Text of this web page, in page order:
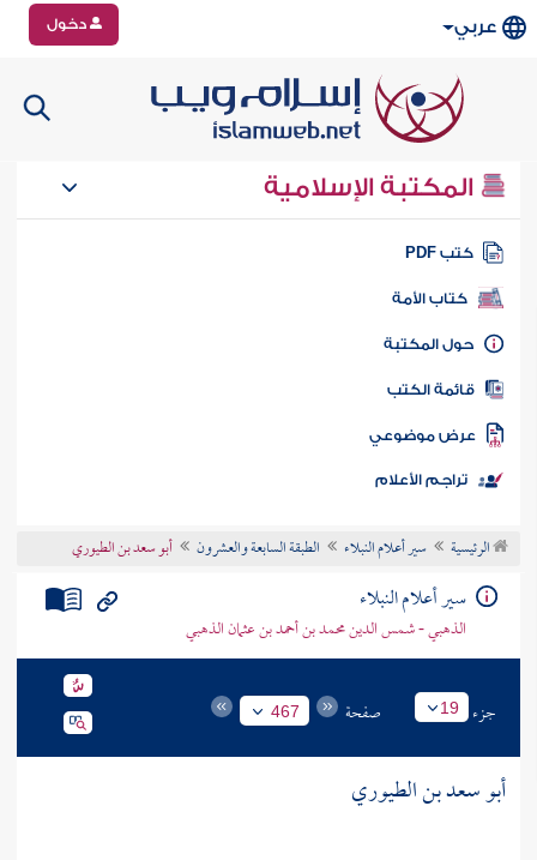
عربي دخول
المكتبة الإسلامية
كتب PDF
كتاب الأمة
المكتبة
الكتب
موضوعي
تراجم الأعلام
الرئيسية سير أعلام النبلاء الطبقة السابعة والعشرون أبو سعد بن الطيوري
سير أعلام النبلاء
الذهبي - شمس الدين محمد بن أحمد بن عثمان الذهبي
جزء 19 صفحة 467
أبو سعد بن الطيوري